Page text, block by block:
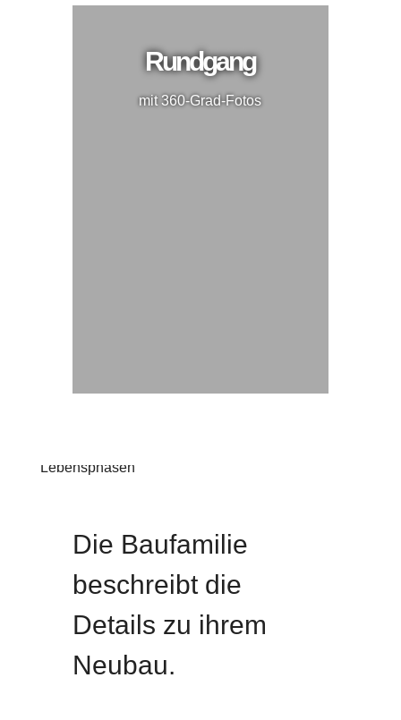
Rundgang
mit 360-Grad-Fotos
Lebensphasen
Die Baufamilie
beschreibt die
Details zu ihrem
Neubau.